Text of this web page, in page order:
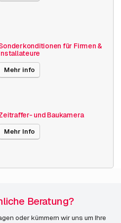
H265
MJPEG
03.08.2023
für Firmen &
Mehr info
und Baukamera
Mehr Info
Beratung?
oder kümmern wir uns um Ihre